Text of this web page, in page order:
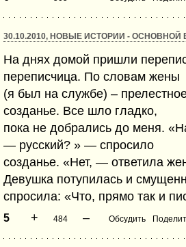
30.10.2010, НОВЫЕ ИСТОРИИ - ОСНОВНОЙ
На днях домой пришли
переписчица. По словам жены
(я был на службе) –
созданье. Все шло гладко,
пока не добрались до меня.
— русский? » — спросило
созданье. «Нет, — ответила
Девушка потупилась и
спросила: «Что, прямо так и
5 + 484 – Обсудить